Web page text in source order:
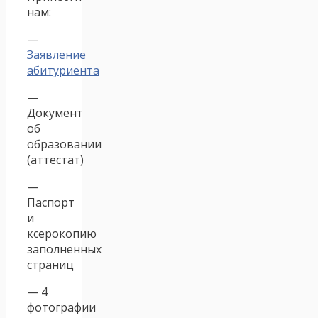
нам:
—
Заявление
абитуриента
—
Документ
об
образовании
(аттестат)
—
Паспорт
и
ксерокопию
заполненных
страниц
— 4
фотографии